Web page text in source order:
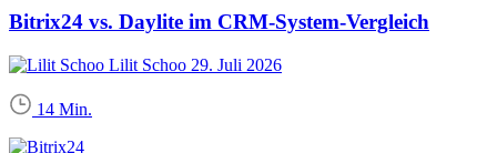
Bitrix24 vs. Daylite im CRM-System-Vergleich
Lilit Schoo 29. Juli 2026
14 Min.